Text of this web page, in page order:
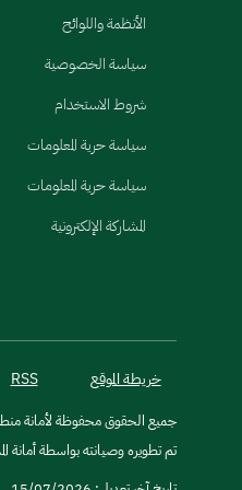
الأنظمة واللوائح
سياسة الخصوصية
شروط الاستخدام
سياسة حرية المعلومات
سياسة حرية المعلومات
المشاركة الإلكترونية
خريطة الموقع RSS
جميع الحقوق محفوظة لأمانة منطقة
تم تطويره وصيانته بواسطة أمانة